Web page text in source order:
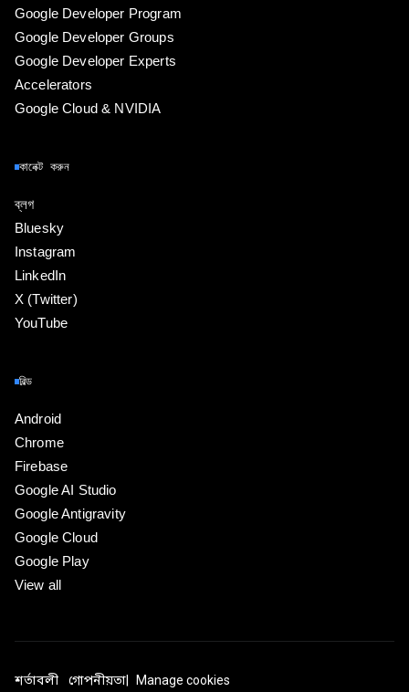
Google Developer Program
Google Developer Groups
Google Developer Experts
Accelerators
Google Cloud & NVIDIA
কানেক্ট করুন
ব্লগ
Bluesky
Instagram
LinkedIn
X (Twitter)
YouTube
বিল্ড
Android
Chrome
Firebase
Google AI Studio
Google Antigravity
Google Cloud
Google Play
View all
শর্তাবলী গোপনীয়তা Manage cookies